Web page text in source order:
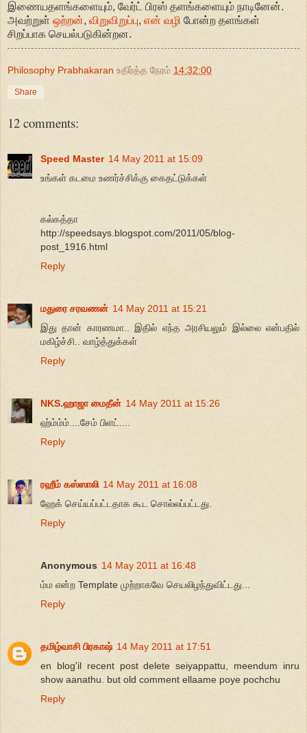
இணையதளங்களையும், வேர்ட் பிரஸ் தளங்களையும் நாடினேன்.
அவற்றுள் ஒற்றன், விறுவிறுப்பு, என் வழி போன்ற தளங்கள்
சிறப்பாக செயல்படுகின்றன.
Philosophy Prabhakaran உதிர்த்த நேரம் 14:32:00
Share
12 comments:
Speed Master 14 May 2011 at 15:09
உங்கள் கடமை உணர்ச்சிக்கு கைதட்டுக்கள்
கல்கத்தா
http://speedsays.blogspot.com/2011/05/blog-
post_1916.html
Reply
மதுரை சரவணன் 14 May 2011 at 15:21
இது தான் காரணமா.. இதில் எந்த அரசியலும் இல்லை என்பதில்
மகிழ்ச்சி.. வாழ்த்துக்கள்
Reply
NKS.ஹாஜா மைதீன் 14 May 2011 at 15:26
ஹ்ம்ம்ம்....சேம் பிளட்....
Reply
ரஹீம் கஸ்ஸாலி 14 May 2011 at 16:08
ஹேக் செய்யப்பட்டதாக கூட சொல்லப்பட்டது.
Reply
Anonymous 14 May 2011 at 16:48
ம்ம என்ற Template முற்றாகவே செயலிழந்துவிட்டது...
Reply
தமிழ்வாசி பிரகாஷ் 14 May 2011 at 17:51
en blog'il recent post delete seiyappattu, meendum inru
show aanathu. but old comment ellaame poye pochchu
Reply